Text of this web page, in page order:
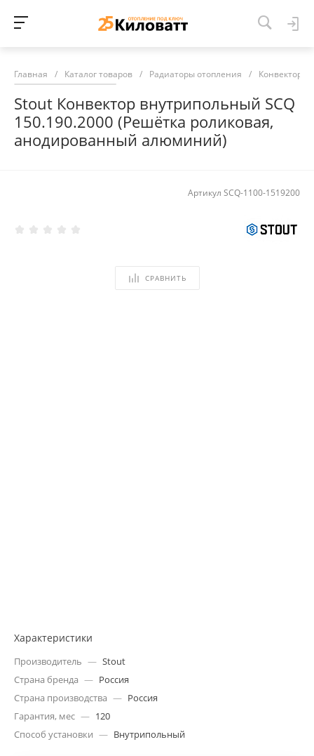
Главная / Каталог товаров / Радиаторы отопления / Конвекторы
Stout Конвектор внутрипольный SCQ
150.190.2000 (Решётка роликовая,
анодированный алюминий)
Артикул SCQ-1100-1519200
СРАВНИТЬ
Характеристики
Производитель — Stout
Страна бренда — Россия
Страна производства — Россия
Гарантия, мес — 120
Способ установки — Внутрипольный